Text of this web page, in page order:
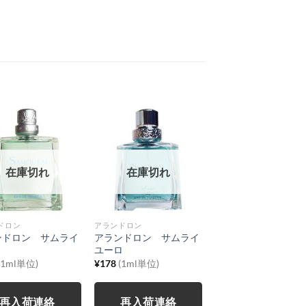
在庫切れ
ロン
ドロン サムライ
単位)
入荷連絡
在庫切れ
アランドロン
アランドロン サムライ
ユーロ
¥178 (1ml単位)
再入荷連絡